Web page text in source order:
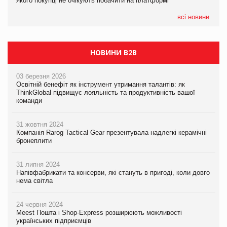
всі новини
НОВИНИ B2B
03 березня 2026
Освітній бенефіт як інструмент утримання талантів: як
ThinkGlobal підвищує лояльність та продуктивність вашої
команди
31 жовтня 2024
Компанія Rarog Tactical Gear презентувала надлегкі керамічні
бронеплити
31 липня 2024
Напівфабрикати та консерви, які стануть в пригоді, коли довго
нема світла
24 червня 2024
Meest Пошта і Shop-Express розширюють можливості
українських підприємців